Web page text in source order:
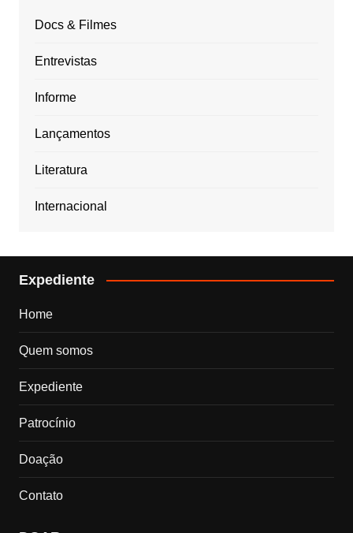
Docs & Filmes
Entrevistas
Informe
Lançamentos
Literatura
Internacional
Expediente
Home
Quem somos
Expediente
Patrocínio
Doação
Contato